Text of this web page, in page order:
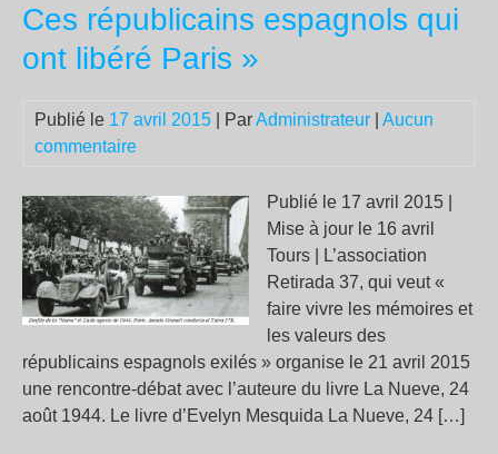
Ces républicains espagnols qui
ont libéré Paris »
Publié le 17 avril 2015 | ParAdministrateur
Aucun
commentaire
Publié le 17 avril 2015 |
Mise à jour le 16 avril
Tours | L’association
Retirada 37, qui veut «
faire vivre les mémoires et
les valeurs des
républicains espagnols exilés » organise le 21 avril 2015
une rencontre-débat avec l’auteure du livre La Nueve, 24
août 1944. Le livre d’Evelyn Mesquida La Nueve, 24 […]